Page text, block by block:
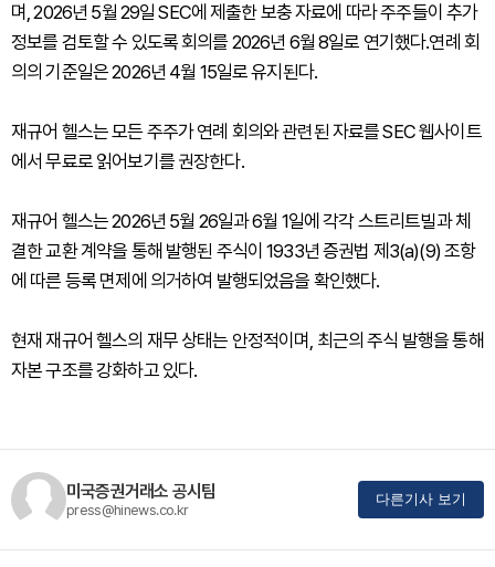
며, 2026년 5월 29일 SEC에 제출한 보충 자료에 따라 주주들이 추가
정보를 검토할 수 있도록 회의를 2026년 6월 8일로 연기했다.연례 회
의의 기준일은 2026년 4월 15일로 유지된다.
재규어 헬스는 모든 주주가 연례 회의와 관련된 자료를 SEC 웹사이트
에서 무료로 읽어보기를 권장한다.
재규어 헬스는 2026년 5월 26일과 6월 1일에 각각 스트리트빌과 체
결한 교환 계약을 통해 발행된 주식이 1933년 증권법 제3(a)(9) 조항
에 따른 등록 면제에 의거하여 발행되었음을 확인했다.
현재 재규어 헬스의 재무 상태는 안정적이며, 최근의 주식 발행을 통해
자본 구조를 강화하고 있다.
미국증권거래소 공시팀
press@hinews.co.kr
다른기사 보기